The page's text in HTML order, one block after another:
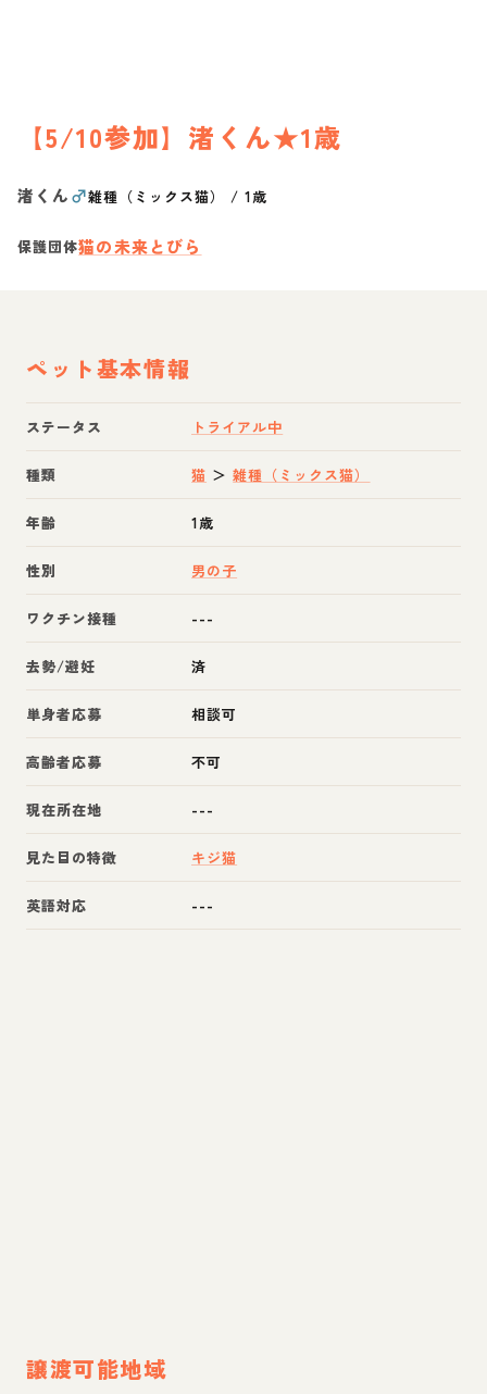
【5/10参加】渚くん★1歳
渚くん♂雑種（ミックス猫） /1歳
保護団体猫の未来とびら
ペット基本情報
ステータス トライアル中
種類 猫 ＞雑種（ミックス猫）
年齢 1歳
性別 男の子
ワクチン接種 ---
去勢/避妊 済
単身者応募 相談可
高齢者応募 不可
現在所在地 ---
見た目の特徴 キジ猫
英語対応 ---
譲渡可能地域